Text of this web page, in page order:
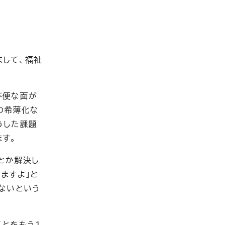
て、福祉
便な面が
希薄化な
した課題
。
か解決し
すよ」と
いという